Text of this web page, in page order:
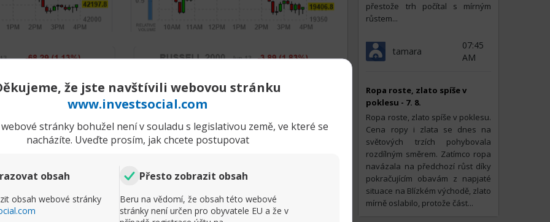
že jste navštívili webovou stránku
www.investsocial.com
stránky bohužel není v souladu s legislativou země, ve které se
nacházíte. Uveďte prosím, jak chcete postupovat
obsah
obsah webové stránky
Přesto zobrazit obsah
Beru na vědomí, že obsah této webové
stránky není určen pro obyvatele EU a že v
do červených čísel.
Rozbalit příspěvek
Komentář
přestože trh počítal s mírným
růstem...
tamara
07:45
AM
Ropa roste, zlato spíše v
poklesu - 7. 8.
Ropa roste, zlato spíše v poklesu.
Cena ropy i zlata se dnes na
světových trzích pohybovala
rozdílným směrem. Zatímco ropa
navázala na předchozí růst díky
pokračujícím obavám z napjaté
situace na Blízkém východě, zlato
mírně oslabilo, protože část...